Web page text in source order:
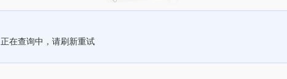
正在查询中，请刷新重试